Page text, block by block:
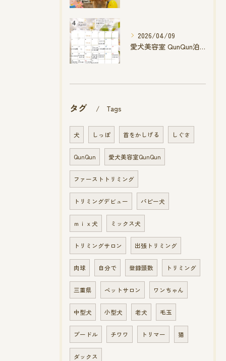
2026/04/09
愛犬美容室 QunQun泊店 4月空き状況です
タグ Tags
犬 しっぽ 首をかしげる しぐさ
QunQun 愛犬美容室QunQun
ファーストトリミング
トリミングデビュー パピー犬
ｍｉｘ犬 ミックス犬
トリミングサロン 出張トリミング
肉球 自分で 登録頭数 トリミング
三重県 ペットサロン ワンちゃん
中型犬 小型犬 老犬 毛玉
プードル チワワ トリマー 猫
ダックス